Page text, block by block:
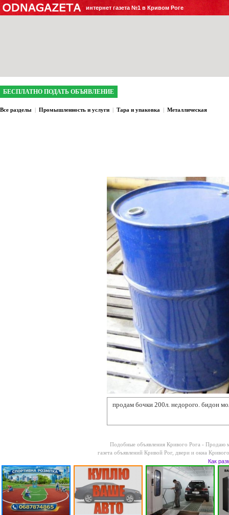
интернет газета №1 в Кривом Роге
БЕСПЛАТНО ПОДАТЬ ОБЪЯВЛЕНИЕ
Все разделы | Промышленность и услуги | Тара и упаковка | Металлическая
продам бочки 200л. недорого. бидон
Подобные объявления Кривого Рога - Продаю
газета объявлений Кривой Рог, двери и окна
Как